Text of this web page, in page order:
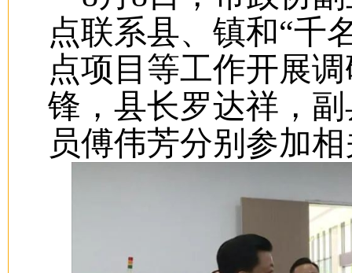
点联系县、镇和“千
点项目等工作开展
锋，县长罗达祥，
员傅伟芳分别参加